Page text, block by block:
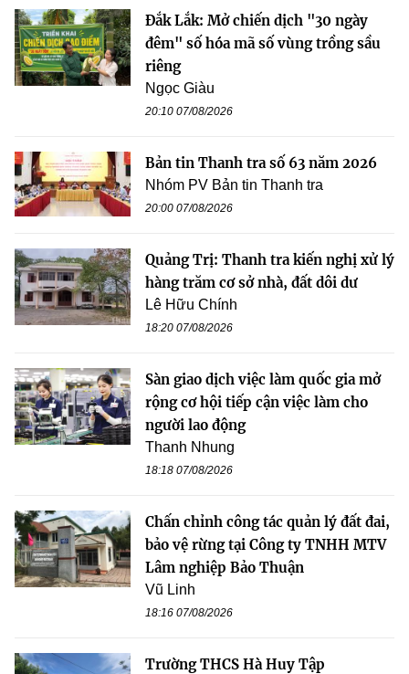
Đắk Lắk: Mở chiến dịch "30 ngày
đêm" số hóa mã số vùng trồng sầu
riêng
Ngọc Giàu
20:10 07/08/2026
Bản tin Thanh tra số 63 năm 2026
Nhóm PV Bản tin Thanh tra
20:00 07/08/2026
Quảng Trị: Thanh tra kiến nghị xử lý
hàng trăm cơ sở nhà, đất dôi dư
Lê Hữu Chính
18:20 07/08/2026
Sàn giao dịch việc làm quốc gia mở
rộng cơ hội tiếp cận việc làm cho
người lao động
Thanh Nhung
18:18 07/08/2026
Chấn chỉnh công tác quản lý đất đai,
bảo vệ rừng tại Công ty TNHH MTV
Lâm nghiệp Bảo Thuận
Vũ Linh
18:16 07/08/2026
Trường THCS Hà Huy Tập